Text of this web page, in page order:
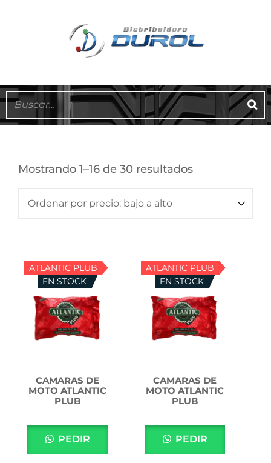
Mostrando 1–16 de 30 resultados
ATLANTIC PLUB
EN STOCK
CAMARAS DE
MOTO ATLANTIC
PLUB
PEDIR
ATLANTIC PLUB
EN STOCK
CAMARAS DE
MOTO ATLANTIC
PLUB
PEDIR